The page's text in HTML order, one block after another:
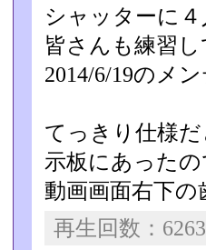
シャッターに
皆さんも練習
2014/6/19のメ
てっきり仕様
示板にあった
動画画面右下
再生回数：